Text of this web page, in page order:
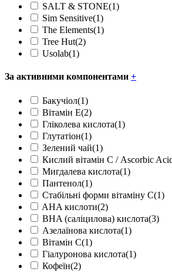
SALT & STONE(1)
Sim Sensitive(1)
The Elements(1)
Tree Hut(2)
Usolab(1)
За активними компонентами +
Бакучіол(1)
Вітамін Е(2)
Гліколева кислота(1)
Глутатіон(1)
Зелений чай(1)
Кислий вітамін С / Ascorbic
Мигдалева кислота(1)
Пантенол(1)
Стабільні форми вітаміну С(1)
AHA кислоти(2)
BHA (саліцилова) кислота(3)
Азелаїнова кислота(1)
Вітамін С(1)
Гіалуронова кислота(1)
Кофеїн(2)